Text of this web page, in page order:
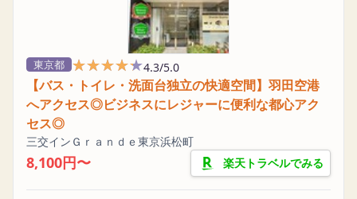
東京都 ★★★★★
★★★★★4.3/5.0
【バス・トイレ・洗面台独立の快適空間】羽田空港
へアクセス◎ビジネスにレジャーに便利な都心アク
セス◎
三交インＧｒａｎｄｅ東京浜松町
8,100円〜 楽天トラベルでみる